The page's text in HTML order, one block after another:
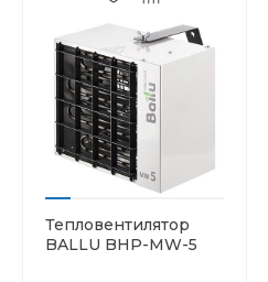
Тепловентилятор
BALLU BHP-MW-5